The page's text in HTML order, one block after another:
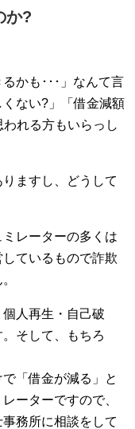
か?
かも･･･」なんて言
ない?」「借金減額
れる方もいらっし
ますし、どうして
レーターの多くは
ているもので詐欺
人再生・自己破
そして、もちろ
「借金が減る」と
ーターですので、
務所に相談をして